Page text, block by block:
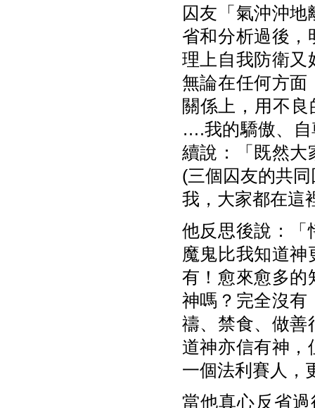
囚友「氣沖沖
省和分析過後，
理上自我防衛又
無論在任何方面
關係上，用不
….我的驕傲、自
續說：「既然大
(三個囚友的共
我，大家都在這
他反思後說：「
魔鬼比我知道
有！愈來愈多的
神嗎？完全沒有
禱、禁食、做善
道神亦信有神，
一個法利賽人，
當他真心反省